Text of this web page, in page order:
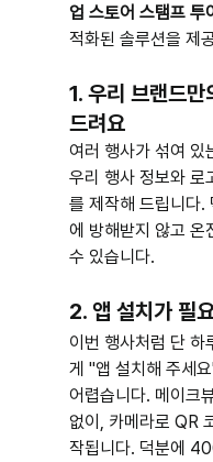
업 스토어 스탬프 투
적화된 솔루션을 제
1. 우리 브랜드만
드려요
여러 행사가 섞여 있
우리 행사 정보와 로
를 제작해 드립니다.
에 방해받지 않고 온
수 있습니다.
2. 앱 설치가 필
이번 행사처럼 단 하
게 "앱 설치해 주세
어렵습니다. 메이크
없이, 카메라로 QR
작됩니다. 덕분에